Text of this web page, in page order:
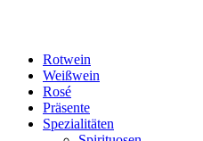
Rotwein
Weißwein
Rosé
Präsente
Spezialitäten